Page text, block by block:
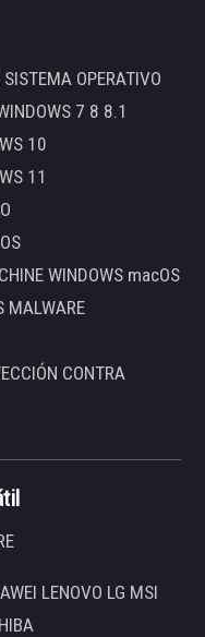
OPERATIVO
7 8 8.1
10
11
WINDOWS macOS
MALWARE
CONTRA
LENOVO LG MSI